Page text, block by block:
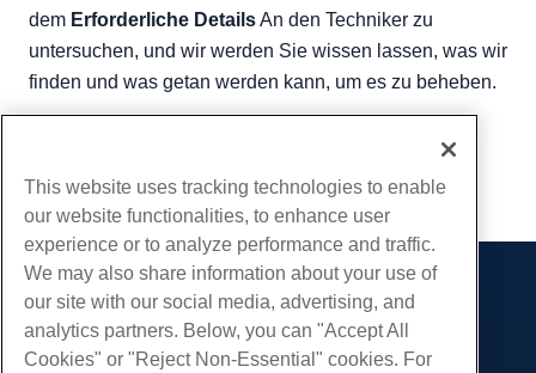
dem Erforderliche DetailsAn den Techniker zu
untersuchen, und wir werden Sie wissen lassen, was wir
finden und was getan werden kann, um es zu beheben.
Kopieren URL
Produkte
Web-Hosting
Business Hosting
Dienstleistungen
This website uses tracking technologies to enable
our website functionalities, to enhance user
experience or to analyze performance and traffic.
We may also share information about your use of
our site with our social media, advertising, and
analytics partners. Below, you can "Accept All
Cookies" or "Reject Non-Essential" cookies. For